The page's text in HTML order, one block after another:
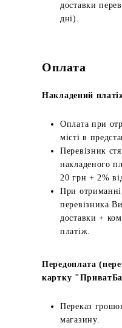
доставки
дні).
Оплата
Накладений
Оплата при
місті в
Перевізник
накладеного
20 грн + 2%
При отриманні
перевізника
доставки +
платіж.
Передоплата
картку
Переказ
магазину.